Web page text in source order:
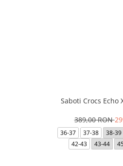
Saboti Crocs Echo
389,00 RON
36-37 37-38 38-39
42-43
43-44